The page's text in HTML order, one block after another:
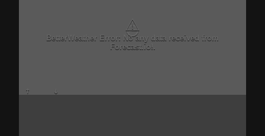
⚠
BetterWeather Error: No any data received from
Forecast.io!.